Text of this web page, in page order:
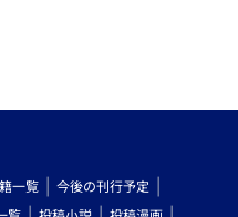
一覧
今後の刊行予定